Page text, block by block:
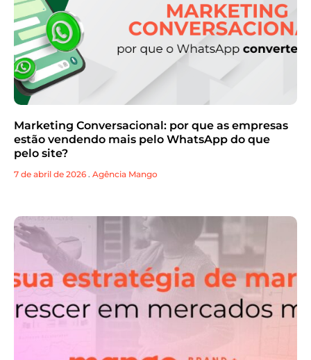
Marketing Conversacional: por que as empresas
estão vendendo mais pelo WhatsApp do que
pelo site?
7 de abril de 2026 . Agência Mango